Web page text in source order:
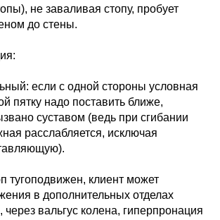
не заваливая стопу, пробует
до стены.
если с одной стороны условная
пятку надо поставить ближе,
суставом (ведь при сгибании
расслабляется, исключая
тугоподвижен, клиент может
в дополнительных отделах
через вальгус колена, гиперпронация